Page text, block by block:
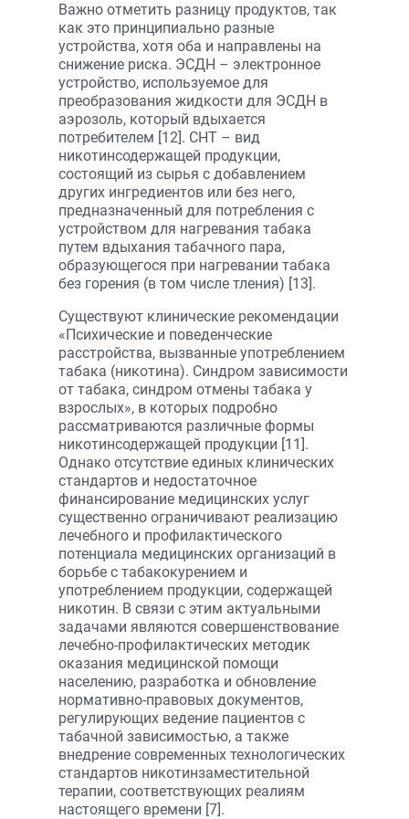
Важно отметить разницу продуктов, так
как это принципиально разные
устройства, хотя оба и направлены на
снижение риска. ЭСДН – электронное
устройство, используемое для
преобразования жидкости для ЭСДН в
аэрозоль, который вдыхается
потребителем [12]. СНТ – вид
никотинсодержащей продукции,
состоящий из сырья с добавлением
других ингредиентов или без него,
предназначенный для потребления с
устройством для нагревания табака
путем вдыхания табачного пара,
образующегося при нагревании табака
без горения (в том числе тления) [13].
Существуют клинические рекомендации
«Психические и поведенческие
расстройства, вызванные употреблением
табака (никотина). Синдром зависимости
от табака, синдром отмены табака у
взрослых», в которых подробно
рассматриваются различные формы
никотинсодержащей продукции [11].
Однако отсутствие единых клинических
стандартов и недостаточное
финансирование медицинских услуг
существенно ограничивают реализацию
лечебного и профилактического
потенциала медицинских организаций в
борьбе с табакокурением и
употреблением продукции, содержащей
никотин. В связи с этим актуальными
задачами являются совершенствование
лечебно-профилактических методик
оказания медицинской помощи
населению, разработка и обновление
нормативно-правовых документов,
регулирующих ведение пациентов с
табачной зависимостью, а также
внедрение современных технологических
стандартов никотинзаместительной
терапии, соответствующих реалиям
настоящего времени [7].